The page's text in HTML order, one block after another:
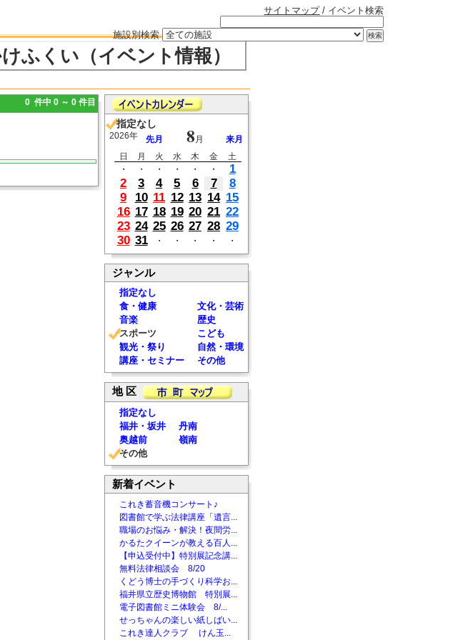
サイトマップ/ イベント検索
施設別検索
ふくい（イベント情報）
0 件中 0 ～ 0 件目
指定なし
2026年 先月 8 月
来月
日
月 火 水 木 金
土
・
・ ・ ・ ・ ・
1
2
3 4 5 6 7
8
9
10 11 12 13 14 15
16 17 18 19 20 21 22
23 24 25 26 27 28 29
30 31 ・ ・ ・ ・ ・
ジャンル
指定なし
食・健康
文化・芸術
音楽
歴史
スポーツ
こども
観光・祭り
自然・環境
講座・セミナー
その他
地 区
指定なし
福井・坂井
丹南
奥越前
嶺南
その他
新着イベント
これき蓄音機コンサート♪
図書館で学ぶ法律講座「遺言...
職場のお悩み・解決！夜間労...
かるたクイーンが教える百人...
【申込受付中】特別展記念講...
無料法律相談会 8/20
くどう博士の手づくり科学お...
福井県立歴史博物館 特別展...
電子図書館ミニ体験会 8/...
せっちゃんの楽しい紙しばい...
これき達人クラブ けん玉...